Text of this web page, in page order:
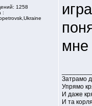
1258
:
мне
Затрамо
Упрямо
И даже
И та